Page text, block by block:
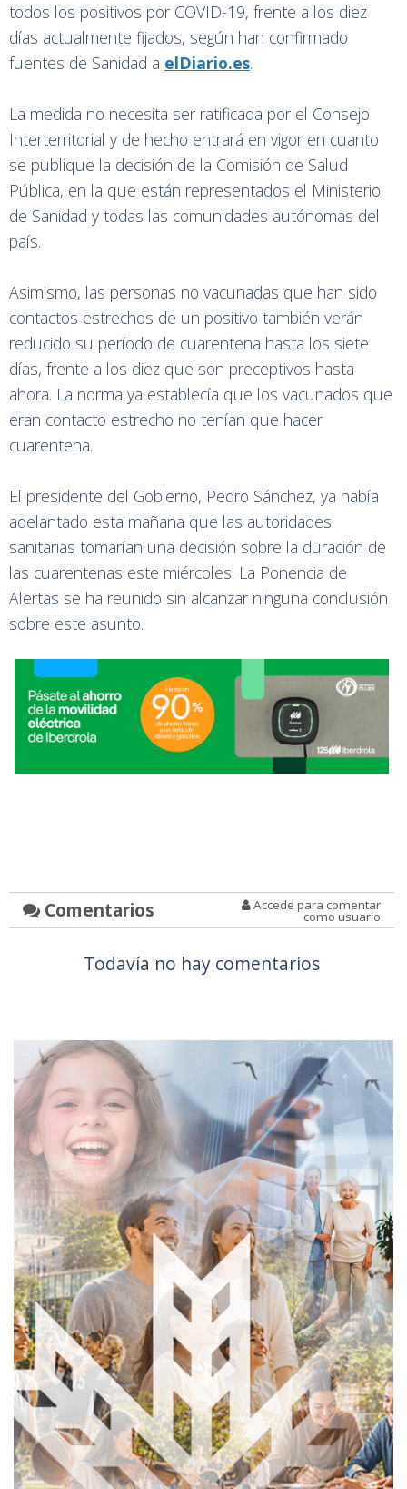
todos los positivos por COVID-19, frente a los diez
días actualmente fijados, según han confirmado
fuentes de Sanidad a elDiario.es.
La medida no necesita ser ratificada por el Consejo
Interterritorial y de hecho entrará en vigor en cuanto
se publique la decisión de la Comisión de Salud
Pública, en la que están representados el Ministerio
de Sanidad y todas las comunidades autónomas del
país.
Asimismo, las personas no vacunadas que han sido
contactos estrechos de un positivo también verán
reducido su período de cuarentena hasta los siete
días, frente a los diez que son preceptivos hasta
ahora. La norma ya establecía que los vacunados que
eran contacto estrecho no tenían que hacer
cuarentena.
El presidente del Gobierno, Pedro Sánchez, ya había
adelantado esta mañana que las autoridades
sanitarias tomarían una decisión sobre la duración de
las cuarentenas este miércoles. La Ponencia de
Alertas se ha reunido sin alcanzar ninguna conclusión
sobre este asunto.
Comentarios Accede para comentar
como usuario
Todavía no hay comentarios